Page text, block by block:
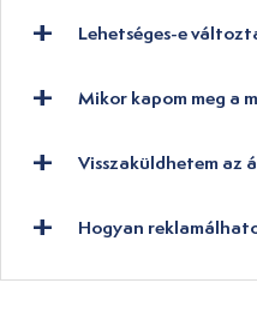
Lehetséges-e
Mikor kapom meg a
Visszaküldhetem az
Hogyan